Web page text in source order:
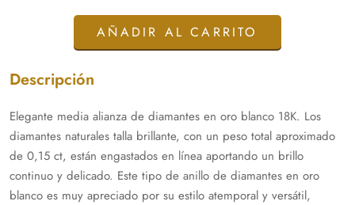
AÑADIR AL CARRITO
Descripción
Elegante media alianza de diamantes en oro blanco 18K. Los
diamantes naturales talla brillante, con un peso total aproximado
de 0,15 ct, están engastados en línea aportando un brillo
continuo y delicado. Este tipo de anillo de diamantes en oro
blanco es muy apreciado por su estilo atemporal y versátil,